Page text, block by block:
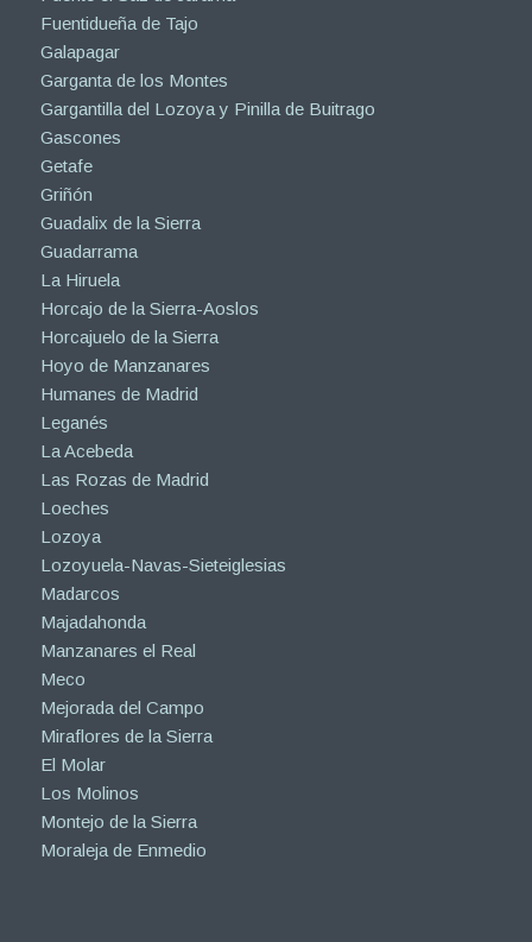
Fuentidueña de Tajo
Galapagar
Garganta de los Montes
Gargantilla del Lozoya y Pinilla de Buitrago
Gascones
Getafe
Griñón
Guadalix de la Sierra
Guadarrama
La Hiruela
Horcajo de la Sierra-Aoslos
Horcajuelo de la Sierra
Hoyo de Manzanares
Humanes de Madrid
Leganés
La Acebeda
Las Rozas de Madrid
Loeches
Lozoya
Lozoyuela-Navas-Sieteiglesias
Madarcos
Majadahonda
Manzanares el Real
Meco
Mejorada del Campo
Miraflores de la Sierra
El Molar
Los Molinos
Montejo de la Sierra
Moraleja de Enmedio